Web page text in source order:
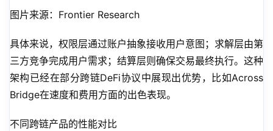
图片来源：Frontier Research
具体来说，权限层通过账户抽象接收用户意图；求解层由第
三方竞争完成用户需求；结算层则确保交易最终执行。这种
架构已经在部分跨链DeFi协议中展现出优势，比如Across
Bridge在速度和费用方面的出色表现。
不同跨链产品的性能对比